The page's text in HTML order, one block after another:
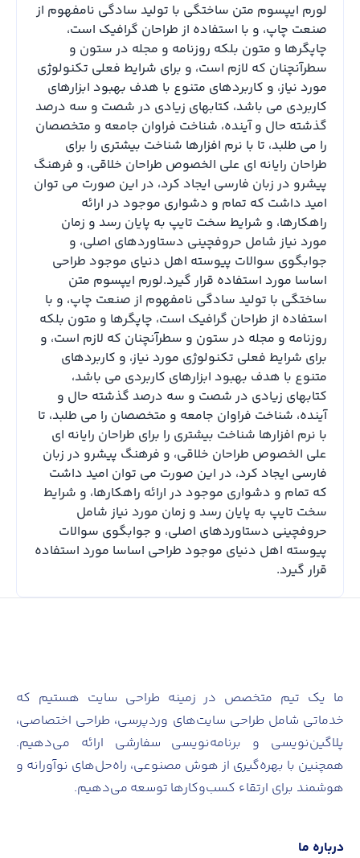
لورم ایپسوم متن ساختگی با تولید سادگی نامفهوم از
صنعت چاپ، و با استفاده از طراحان گرافیک است،
چاپگرها و متون بلکه روزنامه و مجله در ستون و
سطرآنچنان که لازم است، و برای شرایط فعلی تکنولوژی
مورد نیاز، و کاربردهای متنوع با هدف بهبود ابزارهای
کاربردی می باشد، کتابهای زیادی در شصت و سه درصد
گذشته حال و آینده، شناخت فراوان جامعه و متخصصان
را می طلبد، تا با نرم افزارها شناخت بیشتری را برای
طراحان رایانه ای علی الخصوص طراحان خلاقی، و فرهنگ
پیشرو در زبان فارسی ایجاد کرد، در این صورت می توان
امید داشت که تمام و دشواری موجود در ارائه
راهکارها، و شرایط سخت تایپ به پایان رسد و زمان
مورد نیاز شامل حروفچینی دستاوردهای اصلی، و
جوابگوی سوالات پیوسته اهل دنیای موجود طراحی
اساسا مورد استفاده قرار گیرد.لورم ایپسوم متن
ساختگی با تولید سادگی نامفهوم از صنعت چاپ، و با
استفاده از طراحان گرافیک است، چاپگرها و متون بلکه
روزنامه و مجله در ستون و سطرآنچنان که لازم است، و
برای شرایط فعلی تکنولوژی مورد نیاز، و کاربردهای
متنوع با هدف بهبود ابزارهای کاربردی می باشد،
کتابهای زیادی در شصت و سه درصد گذشته حال و
آینده، شناخت فراوان جامعه و متخصصان را می طلبد، تا
با نرم افزارها شناخت بیشتری را برای طراحان رایانه ای
علی الخصوص طراحان خلاقی، و فرهنگ پیشرو در زبان
فارسی ایجاد کرد، در این صورت می توان امید داشت
که تمام و دشواری موجود در ارائه راهکارها، و شرایط
سخت تایپ به پایان رسد و زمان مورد نیاز شامل
حروفچینی دستاوردهای اصلی، و جوابگوی سوالات
پیوسته اهل دنیای موجود طراحی اساسا مورد استفاده
قرار گیرد.
ما یک تیم متخصص در زمینه طراحی سایت هستیم که
خدماتی شامل طراحی سایت‌های وردپرسی، طراحی اختصاصی،
پلاگین‌نویسی و برنامه‌نویسی سفارشی ارائه می‌دهیم.
همچنین با بهره‌گیری از هوش مصنوعی، راه‌حل‌های نوآورانه و
هوشمند برای ارتقاء کسب‌وکارها توسعه می‌دهیم.
درباره ما